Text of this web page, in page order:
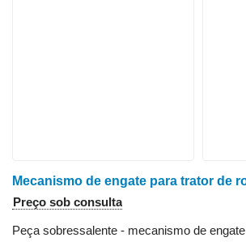
Preço sob consulta
Peça sobressalente - mecanismo de engate